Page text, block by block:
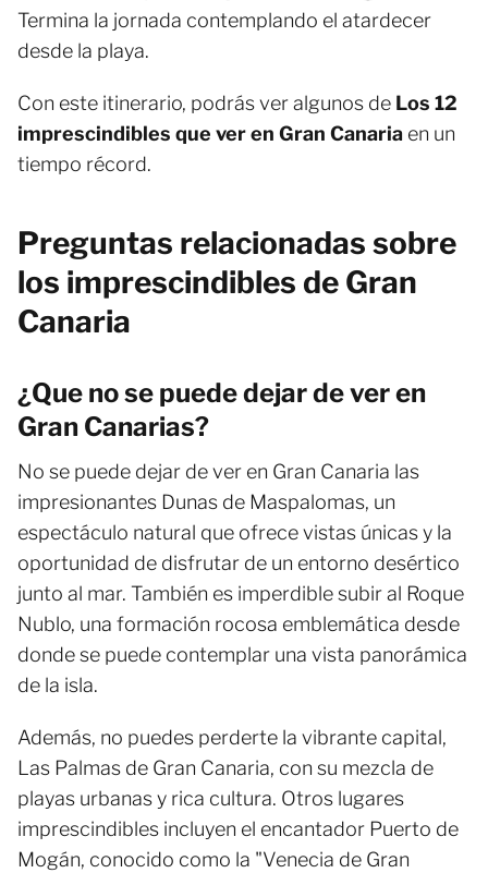
Termina la jornada contemplando el atardecer
desde la playa.
Con este itinerario, podrás ver algunos de Los 12
imprescindibles que ver en Gran Canaria en un
tiempo récord.
Preguntas relacionadas sobre
los imprescindibles de Gran
Canaria
¿Que no se puede dejar de ver en
Gran Canarias?
No se puede dejar de ver en Gran Canaria las
impresionantes Dunas de Maspalomas, un
espectáculo natural que ofrece vistas únicas y la
oportunidad de disfrutar de un entorno desértico
junto al mar. También es imperdible subir al Roque
Nublo, una formación rocosa emblemática desde
donde se puede contemplar una vista panorámica
de la isla.
Además, no puedes perderte la vibrante capital,
Las Palmas de Gran Canaria, con su mezcla de
playas urbanas y rica cultura. Otros lugares
imprescindibles incluyen el encantador Puerto de
Mogán, conocido como la "Venecia de Gran